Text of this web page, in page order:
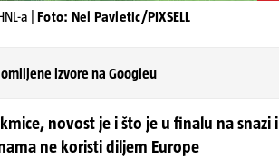
a | Foto: Nel Pavletic/PIXSELL
izvore na Googleu
novost je i što je u finalu na snazi i
ne koristi diljem Europe